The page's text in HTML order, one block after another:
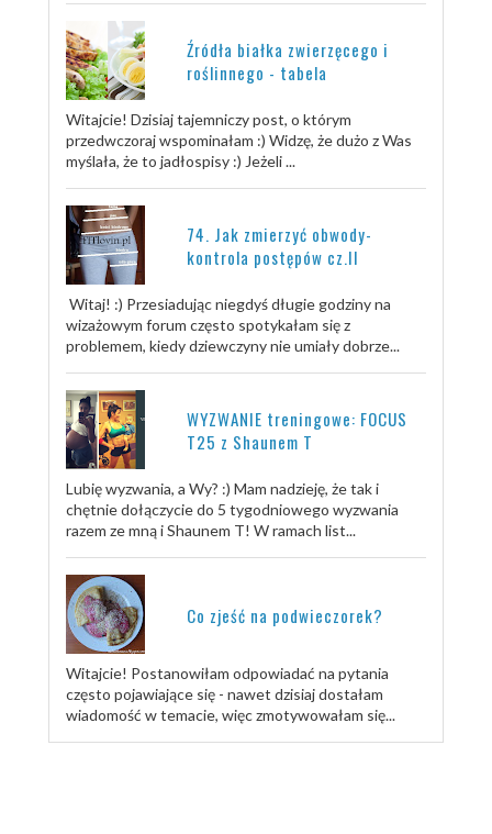
Źródła białka zwierzęcego i
roślinnego - tabela
Witajcie! Dzisiaj tajemniczy post, o którym
przedwczoraj wspominałam :) Widzę, że dużo z Was
myślała, że to jadłospisy :) Jeżeli ...
74. Jak zmierzyć obwody-
kontrola postępów cz.II
Witaj! :) Przesiadując niegdyś długie godziny na
wizażowym forum często spotykałam się z
problemem, kiedy dziewczyny nie umiały dobrze...
WYZWANIE treningowe: FOCUS
T25 z Shaunem T
Lubię wyzwania, a Wy? :) Mam nadzieję, że tak i
chętnie dołączycie do 5 tygodniowego wyzwania
razem ze mną i Shaunem T! W ramach list...
Co zjeść na podwieczorek?
Witajcie! Postanowiłam odpowiadać na pytania
często pojawiające się - nawet dzisiaj dostałam
wiadomość w temacie, więc zmotywowałam się...